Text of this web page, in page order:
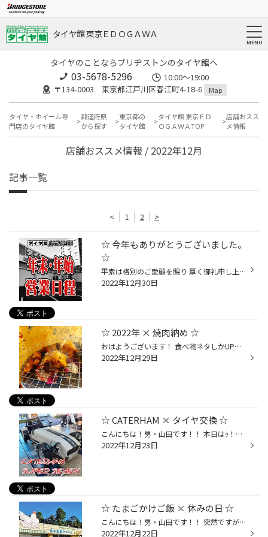
タイヤ館 東京ＥＤＯＧＡＷＡ
タイヤのことならブリヂストンのタイヤ館へ
03-5678-5296
10:00～19:00
〒134-0003 東京都江戸川区春江町4-18-6
Map
タイヤ・ホイール専
門店のタイヤ館
都道府県
から探す
東京都の
タイヤ館
タイヤ館 東京ＥＤ
ＯＧＡＷＡTOP
店舗おスス
メ情報
店舗おススメ情報 / 2022年12月
記事一覧
< 1 2 >
☆ 今年もありがとうございました。
☆
平素は格別のご愛顧を賜り 厚く御礼申し上げます。 当店は、 本日１２月３０日(金)１7時をもちまして 年内業務を終了する予定でございます。 甚だ勝手ではございますが 何卒ご了承くださいますよう お願い申し上げます。 本年中の御愛顧に 心より御礼申し上げますとともに、 来年も変わらぬお引き立...
2022年12月30日
☆ 2022年 × 焼肉納め ☆
おはようございます！ 食べ物ネタしかUPしないタイヤ屋です☆笑 昨日は、葛西駅より徒歩１分！ 【 炭火焼きホルモン くうちゃん 】さんで 2022年の " 焼肉納め " をしてきました☆(^^)/ 新鮮なホルモンは本当に美味しい!! 七輪で焼いて頂くと更に美味しい!!!(๑˃̵ᴗ˂̵)و 上質な脂、特徴的な食感、たまら...
2022年12月29日
☆ CATERHAM × タイヤ交換 ☆
こんにちは！男・山田です！！ 本日はｯ！！ CATERHAM SUPER SEVENの！ 【 タイヤ交換 】からスタート☆(^^)/ …っと言っても！コチラのお車は、 『 ムラちゃん 』のお父さんのお車です☆☆ ムラちゃんが、愛車であるロードスターを始め " オープンカー " が好きな理由が ハッキリとわかった気がしました...
2022年12月23日
☆ たまごかけご飯 × 休みの日 ☆
こんにちは！男・山田です！！ 突然ですがｯ！！ 皆さまは朝、目が覚めた時！ 『 あ、たまごかけご飯がたべたい！』 そんな時はありませんか？？ …私はあります。笑 それが休みの日ならば午前中の予定は決定であります。笑 っと言う事でｯ！！ 千葉県香取郡多古町にございます☆ 【 たまご屋さんコッコ...
2022年12月22日